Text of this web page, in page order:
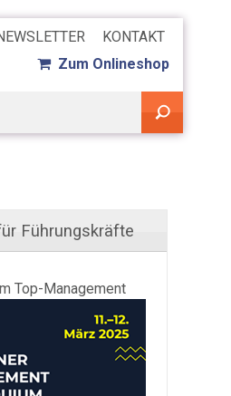
KONTAKT
Zum Onlineshop
Führungskräfte
Top-Management